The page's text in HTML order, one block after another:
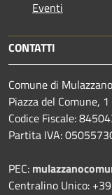
Eventi
CONTATTI
Comune di Mulazzano
Piazza del Comune,
Codice Fiscale:
Partita IVA:
PEC:
Centralino Unico: